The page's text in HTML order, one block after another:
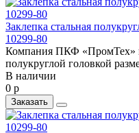
Заклепка стальная
10299-80
Компания ПКФ «ПромТех»
полукруглой головкой
В наличии
0 р
Заказать